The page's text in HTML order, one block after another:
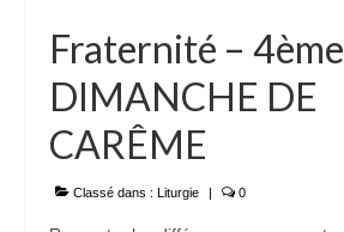
Fraternité – 4ème
DIMANCHE DE
CARÊME
Classé dans : Liturgie | 0